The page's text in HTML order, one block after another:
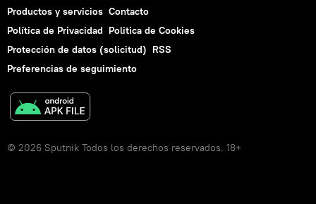
Productos y servicios Contacto
Política de Privacidad Politica de Cookies
Protección de datos (solicitud) RSS
Preferencias de seguimiento
© 2026 Sputnik Todos los derechos reservados. 18+